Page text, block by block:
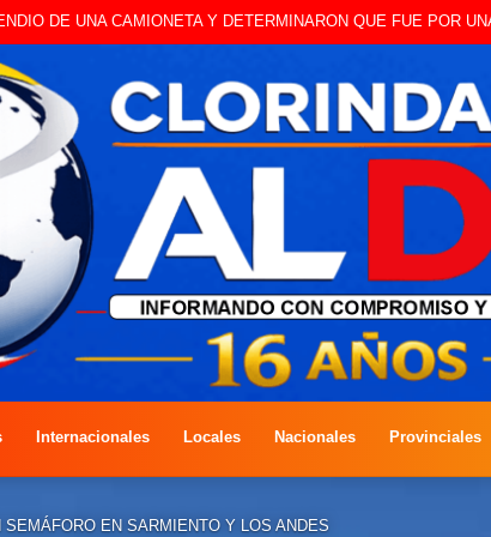
OCURRIDO ESTE JUEVES
Internacionales Locales Nacionales Provinciales
EN SARMIENTO Y LOS ANDES